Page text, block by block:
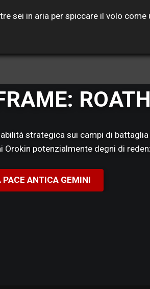
sei in aria per spiccare il volo
strategica sui campi di
Orokin potenzialmente degni di
ANTICA GEMINI